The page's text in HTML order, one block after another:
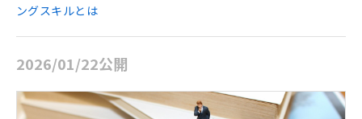
ングスキルとは
2026/01/22公開